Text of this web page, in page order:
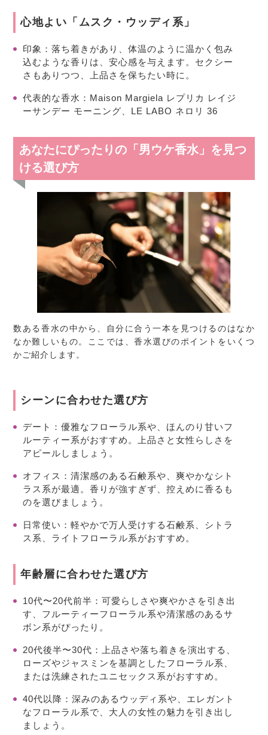
心地よい「ムスク・ウッディ系」
印象 ：落ち着きがあり、体温のように温かく包み
込むような香りは、安心感を与えます。セクシー
さもありつつ、上品さを保ちたい時に。
代表的な香水 ：Maison Margiela レプリカ レイジ
ーサンデー モーニング、LE LABO ネロリ 36
あなたにぴったりの「男ウケ香水」を見つ
ける選び方
数ある香水の中から、自分に合う一本を見つけるのはなか
なか難しいもの。ここでは、香水選びのポイントをいくつ
かご紹介します。
シーンに合わせた選び方
デート ：優雅なフローラル系や、ほんのり甘いフ
ルーティー系がおすすめ。上品さと女性らしさを
アピールしましょう。
オフィス ：清潔感のある石鹸系や、爽やかなシト
ラス系が最適。香りが強すぎず、控えめに香るも
のを選びましょう。
日常使い ：軽やかで万人受けする石鹸系、シトラ
ス系、ライトフローラル系がおすすめ。
年齢層に合わせた選び方
10代〜20代前半 ：可愛らしさや爽やかさを引き出
す、フルーティーフローラル系や清潔感のあるサ
ボン系がぴったり。
20代後半〜30代 ：上品さや落ち着きを演出する、
ローズやジャスミンを基調としたフローラル系、
または洗練されたユニセックス系がおすすめ。
40代以降 ：深みのあるウッディ系や、エレガント
なフローラル系で、大人の女性の魅力を引き出し
ましょう。